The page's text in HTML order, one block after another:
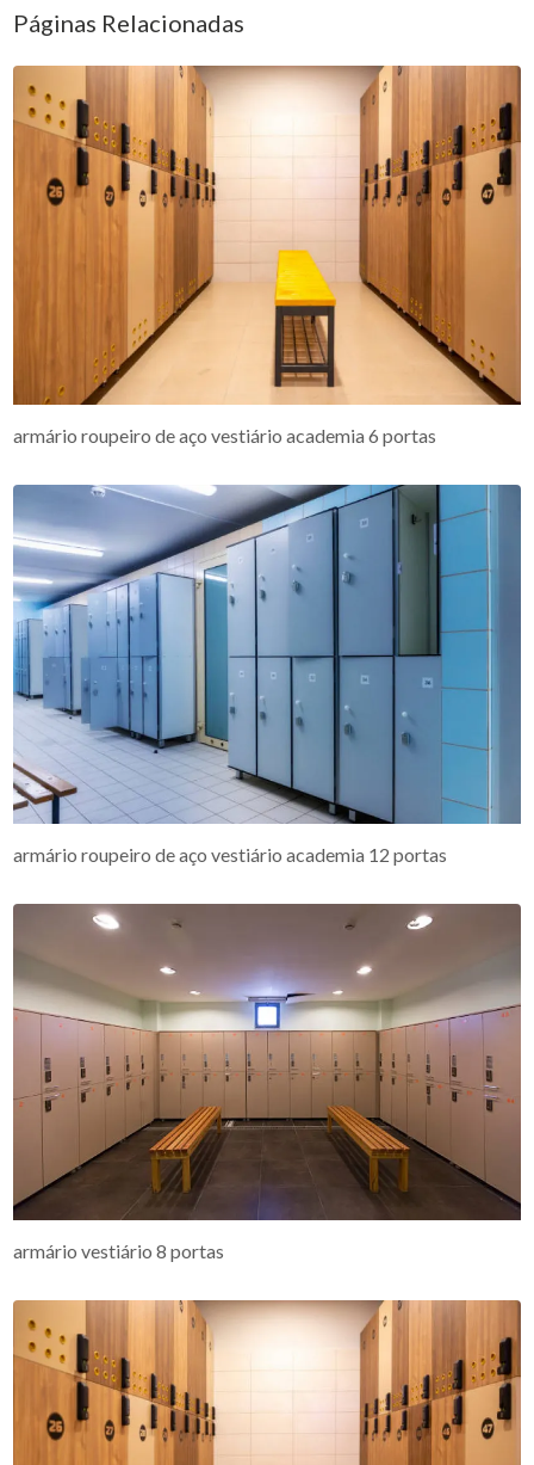
Páginas Relacionadas
armário roupeiro de aço vestiário academia 6 portas
armário roupeiro de aço vestiário academia 12 portas
armário vestiário 8 portas